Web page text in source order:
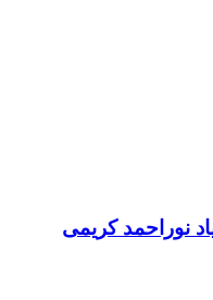
نوراحمد کریمی